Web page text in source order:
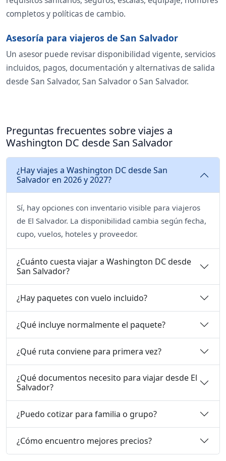
completos y políticas de cambio.
Asesoría para viajeros de San Salvador
Un asesor puede revisar disponibilidad vigente, servicios
incluidos, pagos, documentación y alternativas de salida
desde San Salvador, San Salvador o San Salvador.
Preguntas frecuentes sobre viajes a
Washington DC desde San Salvador
¿Hay viajes a Washington DC desde San
Salvador en 2026 y 2027?
Sí, hay opciones con inventario visible para viajeros
de El Salvador. La disponibilidad cambia según fecha,
cupo, vuelos, hoteles y proveedor.
¿Cuánto cuesta viajar a Washington DC desde
San Salvador?
¿Hay paquetes con vuelo incluido?
¿Qué incluye normalmente el paquete?
¿Qué ruta conviene para primera vez?
¿Qué documentos necesito para viajar desde El
Salvador?
¿Puedo cotizar para familia o grupo?
¿Cómo encuentro mejores precios?